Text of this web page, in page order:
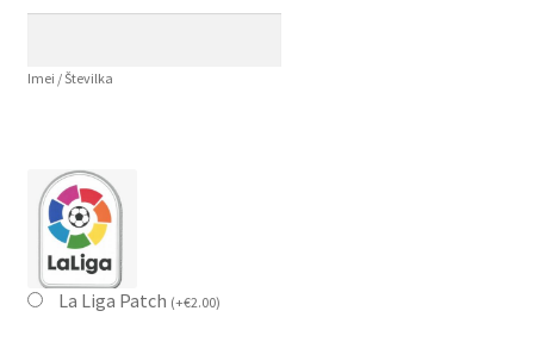
Imei / Številka
La Liga Patch (+€2.00)